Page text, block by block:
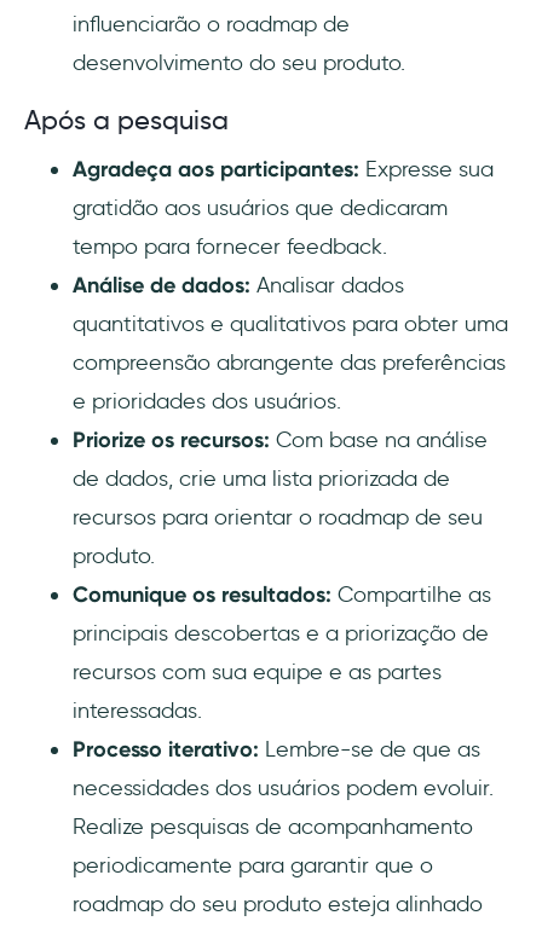
influenciarão o roadmap de
desenvolvimento do seu produto.
Após a pesquisa
Agradeça aos participantes: Expresse sua
gratidão aos usuários que dedicaram
tempo para fornecer feedback.
Análise de dados: Analisar dados
quantitativos e qualitativos para obter uma
compreensão abrangente das preferências
e prioridades dos usuários.
Priorize os recursos: Com base na análise
de dados, crie uma lista priorizada de
recursos para orientar o roadmap de seu
produto.
Comunique os resultados: Compartilhe as
principais descobertas e a priorização de
recursos com sua equipe e as partes
interessadas.
Processo iterativo: Lembre-se de que as
necessidades dos usuários podem evoluir.
Realize pesquisas de acompanhamento
periodicamente para garantir que o
roadmap do seu produto esteja alinhado